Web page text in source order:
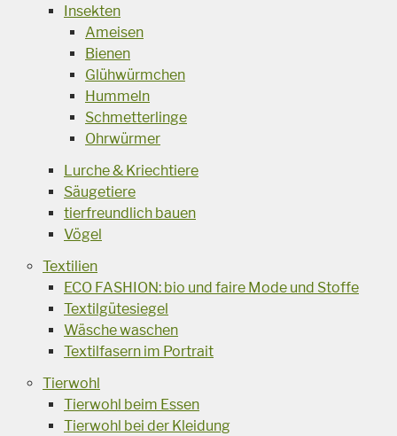
Insekten
Ameisen
Bienen
Glühwürmchen
Hummeln
Schmetterlinge
Ohrwürmer
Lurche & Kriechtiere
Säugetiere
tierfreundlich bauen
Vögel
Textilien
ECO FASHION: bio und faire Mode und Stoffe
Textilgütesiegel
Wäsche waschen
Textilfasern im Portrait
Tierwohl
Tierwohl beim Essen
Tierwohl bei der Kleidung